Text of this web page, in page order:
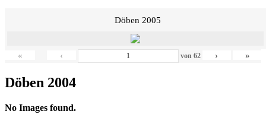
Döben 2005
« ‹ von 62 › »
Döben 2004
No Images found.